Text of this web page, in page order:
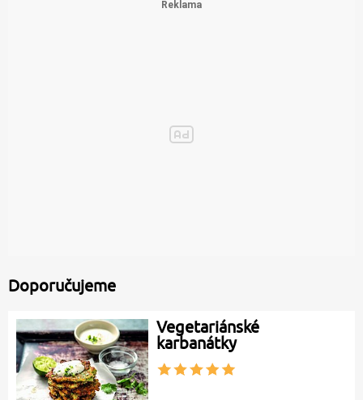
Doporučujeme
Vegetariánské
karbanátky